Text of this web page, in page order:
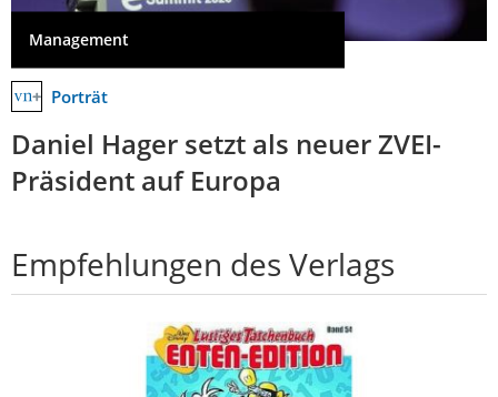
Management
Porträt
Daniel Hager setzt als neuer ZVEI-
Präsident auf Europa
Empfehlungen des Verlags